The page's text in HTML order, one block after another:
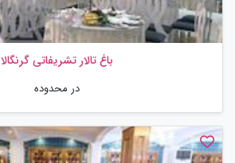
باغ تالار تشریفاتی گرنگالا
در محدوده